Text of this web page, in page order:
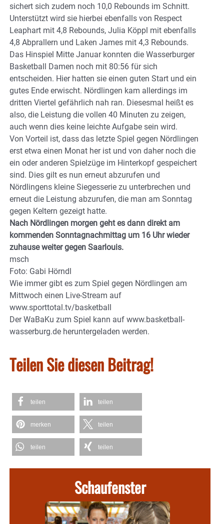
sichert sich zudem noch 10,0 Rebounds im Schnitt.
Unterstützt wird sie hierbei ebenfalls von Respect
Leaphart mit 4,8 Rebounds, Julia Köppl mit ebenfalls
4,8 Abprallern und Laken James mit 4,3 Rebounds.
Das Hinspiel Mitte Januar konnten die Wasserburger
Basketball Damen noch mit 80:56 für sich
entscheiden. Hier hatten sie einen guten Start und ein
gutes Ende erwischt. Nördlingen kam allerdings im
dritten Viertel gefährlich nah ran. Diesesmal heißt es
also, die Leistung die vollen 40 Minuten zu zeigen,
auch wenn dies keine leichte Aufgabe sein wird.
Von Vorteil ist, dass das letzte Spiel gegen Nördlingen
erst etwa einen Monat her ist und von daher noch die
ein oder anderen Spielzüge im Hinterkopf gespeichert
sind. Dies gilt es nun erneut abzurufen und
Nördlingens kleine Siegesserie zu unterbrechen und
erneut die Leistung abzurufen, die man am Sonntag
gegen Keltern gezeigt hatte.
Nach Nördlingen morgen geht es dann direkt am
kommenden Sonntagnachmittag um 16 Uhr wieder
zuhause weiter gegen Saarlouis.
msch
Foto: Gabi Hörndl
Wie immer gibt es zum Spiel gegen Nördlingen am
Mittwoch einen Live-Stream auf
www.sporttotal.tv/basketball
Der WaBaKu zum Spiel kann auf www.basketball-
wasserburg.de heruntergeladen werden.
Teilen Sie diesen Beitrag!
teilen teilen
merken teilen
teilen teilen
Schaufenster